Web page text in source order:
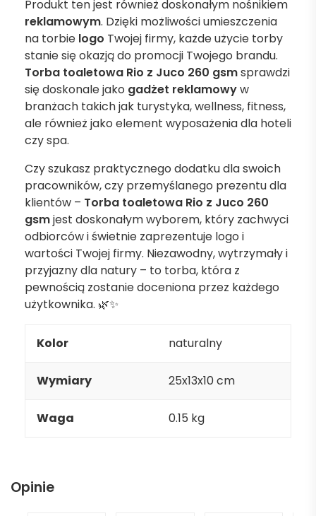
Produkt ten jest również doskonałym nośnikiem
reklamowym. Dzięki możliwości umieszczenia
na torbie logo Twojej firmy, każde użycie torby
stanie się okazją do promocji Twojego brandu.
Torba toaletowa Rio z Juco 260 gsmsprawdzi
się doskonale jako gadżet reklamowyw
branżach takich jak turystyka, wellness, fitness,
ale również jako element wyposażenia dla hoteli
czy spa.
Czy szukasz praktycznego dodatku dla swoich
pracowników, czy przemyślanego prezentu dla
klientów – Torba toaletowa Rio z Juco 260
gsmjest doskonałym wyborem, który zachwyci
odbiorców i świetnie zaprezentuje logo i
wartości Twojej firmy. Niezawodny, wytrzymały i
przyjazny dla natury – to torba, która z
pewnością zostanie doceniona przez każdego
użytkownika. 🌿✨
Kolor naturalny
Wymiary 25x13x10 cm
Waga 0.15 kg
Opinie